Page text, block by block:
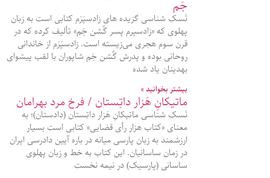
جَم
نَسک شناسی گزیده‌ های زادسپَرَم کتابی است به زبان
پهلوی که «زادسپرم پسر گٌشن‌ جَم» تألیف کرده که در
قرن سوم هجری می‌زیسته‌ است. زادسپَرَم از خاندانی
روحانی بوده و پدرش گٌشن‌ جَم شاپوران با لقب پیشوای
بهدینان یاد شده‌
بیشتر بخوانید »
ماتیکانِ هَزار داتِستان / فرخ مرد بهرامان
نَسک شناسی ماتیکانِ هَزار داتِستان (دادستان)؛ به
معنای «کتاب هزار رأی قضایی» کتابی است بسیار
ارزشمند به زبان پارسی میانه در باره آیین دادرسی ایران
در زمان ساسانیان. این کتاب به خط و زبان پهلوی
ساسانی (پارسیک) در نیمه نخست